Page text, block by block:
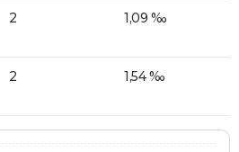
2 1,09 ‰
2 1,54 ‰